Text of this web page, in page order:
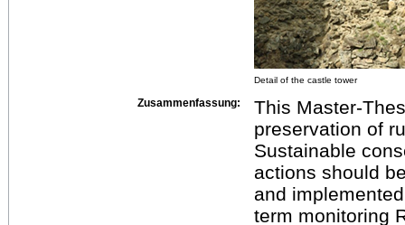
Detail of the castle tower
Zusammenfassung:
This Master-
preservation of
Sustainable
actions should
and
term monitoring